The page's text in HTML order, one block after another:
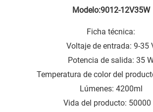
Modelo:9012-12V35W
Ficha técnica:
Voltaje de entrada: 9-35
Potencia de salida: 35
Temperatura de color del
Lúmenes: 4200ml
Vida del producto: 50000